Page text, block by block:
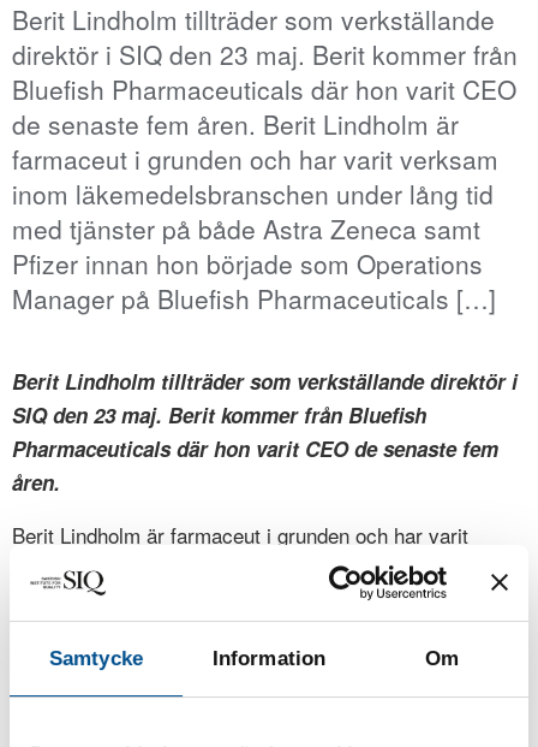
Samtycke Information Om
Berit Lindholm tillträder som verkställande
direktör i SIQ den 23 maj. Berit kommer från
Bluefish Pharmaceuticals där hon varit CEO
de senaste fem åren. Berit Lindholm är
farmaceut i grunden och har varit verksam
inom läkemedelsbranschen under lång tid
med tjänster på både Astra Zeneca samt
Pfizer innan hon började som Operations
Manager på Bluefish Pharmaceuticals […]
Berit Lindholm tillträder som verkställande direktör i
SIQ den 23 maj. Berit kommer från Bluefish
Pharmaceuticals där hon varit CEO de senaste fem
åren.
Berit Lindholm är farmaceut i grunden och har varit
verksam inom läkemedelsbranschen under lång tid med
tjänster på både Astra Zeneca samt Pfizer innan hon
Pharmaceuticals 2014 och tog över som CEO 2016.